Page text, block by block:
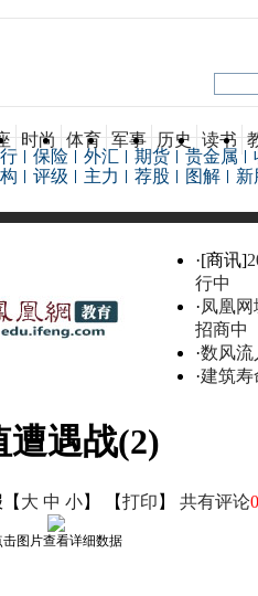
时尚 体育 军事 历史 读书
保险 外汇 期货 贵金属
评级 主力 荐股 图解 新
·[商讯]
行中
·凤凰
招商中
·数风流
·建筑寿
遭遇战(2)
【 大 中 小】 【打印 】 共有评论0
击图片查看详细数据